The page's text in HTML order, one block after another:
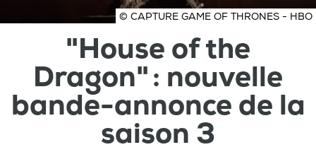
© CAPTURE GAME OF THRONES - HBO
"House of the
Dragon" : nouvelle
bande-annonce de la
saison 3